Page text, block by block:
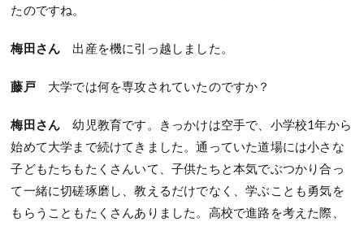
たのですね。
梅田さん 出産を機に引っ越しました。
藤戸大学では何を専攻されていたのですか？
梅田さん幼児教育です。きっかけは空手で、小学校1年から
始めて大学まで続けてきました。通っていた道場には小さな
子どもたちもたくさんいて、子供たちと本気でぶつかり合っ
て一緒に切磋琢磨し、教えるだけでなく、学ぶことも勇気を
もらうこともたくさんありました。高校で進路を考えた際、